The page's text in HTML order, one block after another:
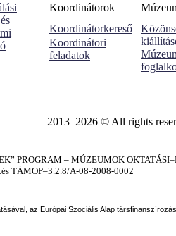
Koordinátorok
Koordinátorkereső
Koordinátori
feladatok
2013–2026 © All rights
PROGRAM – MÚZEUMOK
TÁMOP–3.2.8/A-08-2008-0002
az Európai Szociális Alap